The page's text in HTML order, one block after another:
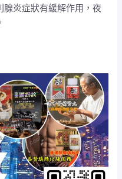
炎症狀有緩解作用，夜